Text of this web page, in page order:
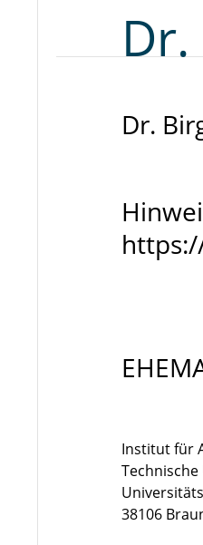
Dr.
Institut für
38106